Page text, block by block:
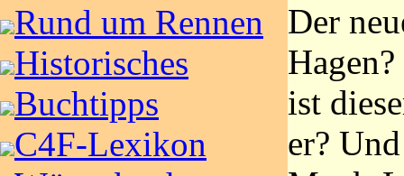
Rund um Rennen
Historisches
Buchtipps
C4F-Lexikon
Der
ist
er?